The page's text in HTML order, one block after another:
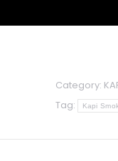
Category:
Tag:
Kapi